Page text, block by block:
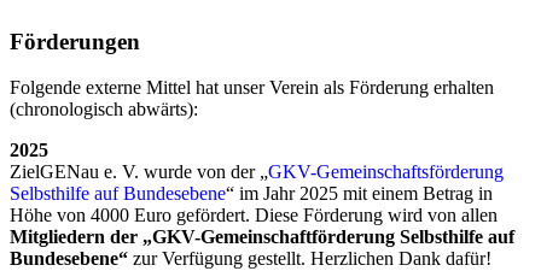
Förderungen
Folgende externe Mittel hat unser Verein als Förderung erhalten
(chronologisch abwärts):
2025
ZielGENau e. V. wurde von der „GKV-Gemeinschaftsförderung
Selbsthilfe auf Bundesebene“ im Jahr 2025 mit einem Betrag in
Höhe von 4000 Euro gefördert. Diese Förderung wird von allen
Mitgliedern der „GKV-Gemeinschaftförderung Selbsthilfe auf
Bundesebene“ zur Verfügung gestellt. Herzlichen Dank dafür!